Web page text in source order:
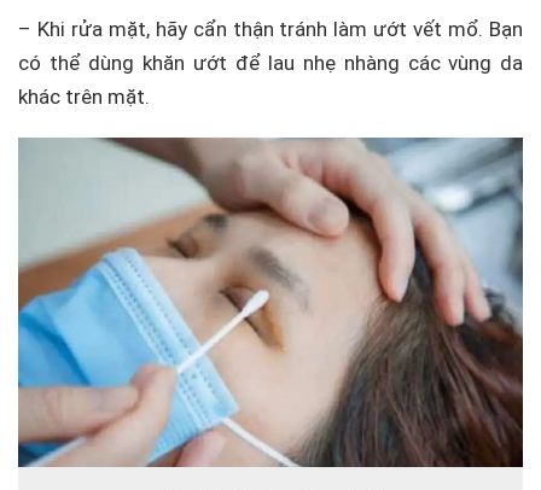
– Khi rửa mặt, hãy cẩn thận tránh làm ướt vết mổ. Bạn
có thể dùng khăn ướt để lau nhẹ nhàng các vùng da
khác trên mặt.